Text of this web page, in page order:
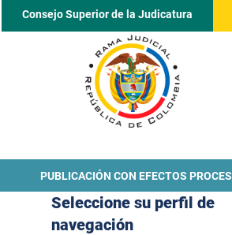
Consejo Superior de la Judicatura
PUBLICACIÓN CON EFECTOS
Seleccione su perfil de
navegación